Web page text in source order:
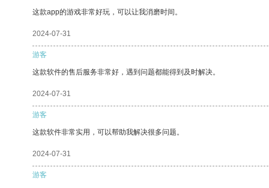
这款app的游戏非常好玩，可以让我消磨时间。
2024-07-31
游客
这款软件的售后服务非常好，遇到问题都能得到及时解决。
2024-07-31
游客
这款软件非常实用，可以帮助我解决很多问题。
2024-07-31
游客